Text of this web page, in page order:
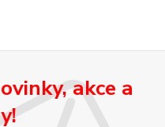
akce a